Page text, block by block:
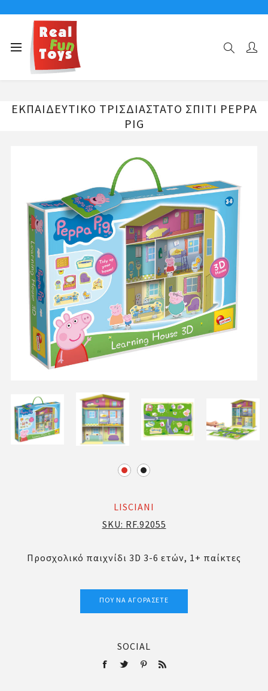
Αρχική σελίδα
ΕΚΠΑΙΔΕΥΤΙΚΟ ΤΡΙΣΔΙΑΣΤΑΤΟ ΣΠΙΤΙ PEPPA PIG
ΕΚΠΑΙΔΕΥΤΙΚΟ ΤΡΙΣΔΙΑΣΤΑΤΟ ΣΠΙΤΙ PEPPA
PIG
LISCIANI
SKU: RF.92055
Προσχολικό παιχνίδι 3D 3-6 ετών, 1+ παίκτες
ΠΟΎ ΝΑ ΑΓΟΡΆΣΕΤΕ
SOCIAL